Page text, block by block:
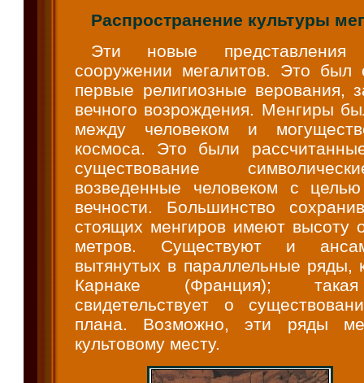
Распространение культуры
Эти новые
сооружении мегалитов. Это был
первые религиозные верования,
вечного возрождения. Менгиры
между человеком и
космоса. Это были
существование
возведенные человеком с
вечности. Большинство
стоящих менгиров имеют высоту
метров. Существуют и
вытянутых в параллельные ряды,
Карнаке (Франция); такая
свидетельствует о
плана. Возможно, эти ряды
культовому месту.